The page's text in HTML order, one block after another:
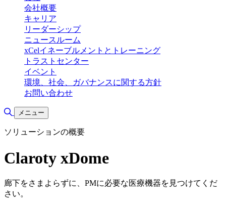
会社概要
キャリア
リーダーシップ
ニュースルーム
xCelイネーブルメントとトレーニング
トラストセンター
イベント
環境、社会、ガバナンスに関する方針
お問い合わせ
検索の切り替え
メニュー
ソリューションの概要
Claroty xDome
廊下をさまよらずに、PMに必要な医療機器を見つけてくだ
さい。